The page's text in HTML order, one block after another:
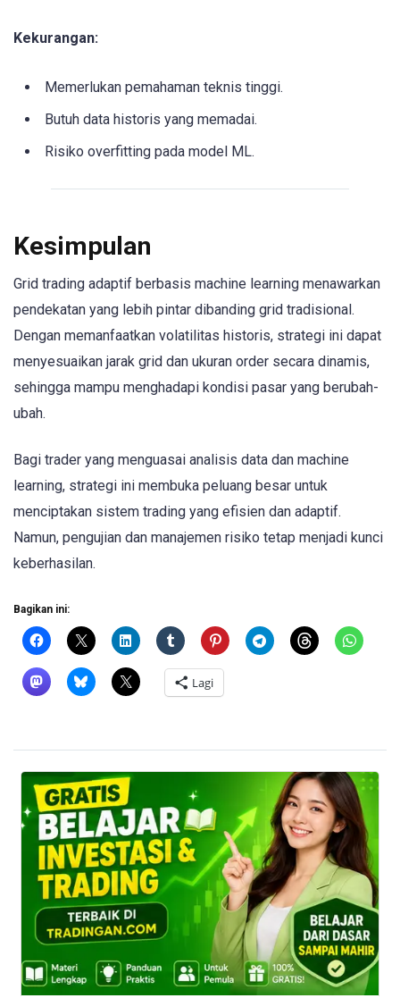
Kekurangan:
Memerlukan pemahaman teknis tinggi.
Butuh data historis yang memadai.
Risiko overfitting pada model ML.
Kesimpulan
Grid trading adaptif berbasis machine learning menawarkan
pendekatan yang lebih pintar dibanding grid tradisional.
Dengan memanfaatkan volatilitas historis, strategi ini dapat
menyesuaikan jarak grid dan ukuran order secara dinamis,
sehingga mampu menghadapi kondisi pasar yang berubah-
ubah.
Bagi trader yang menguasai analisis data dan machine
learning, strategi ini membuka peluang besar untuk
menciptakan sistem trading yang efisien dan adaptif.
Namun, pengujian dan manajemen risiko tetap menjadi kunci
keberhasilan.
Bagikan ini:
Lagi